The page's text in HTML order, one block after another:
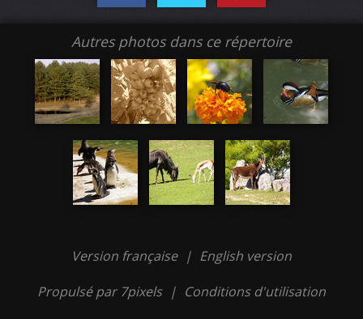
Autres photos dans ce répertoire
Version française | English version
Propulsé par 7pixels | Conditions d'utilisation